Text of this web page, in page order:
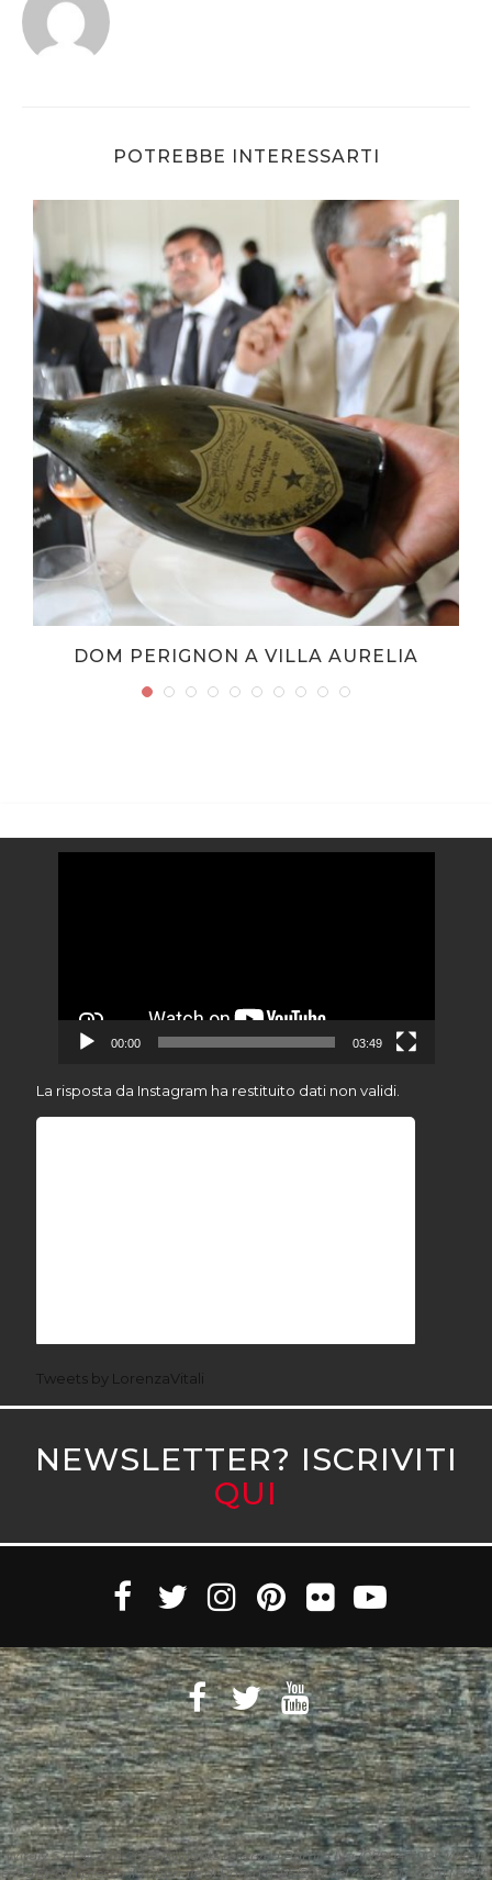
POTREBBE INTERESSARTI
DOM PERIGNON A VILLA AURELIA
00:00 03:49
La risposta da Instagram ha restituito dati non validi.
Tweets by LorenzaVitali
NEWSLETTER? ISCRIVITI
QUI
Witaly S.r.l. © 2011-2023 All rights reserved Partita Iva 10890471005 Witaly
è registrata presso il Tribunale di Roma n. 95/2011 del 4/4/2011 – Tutti i diritti